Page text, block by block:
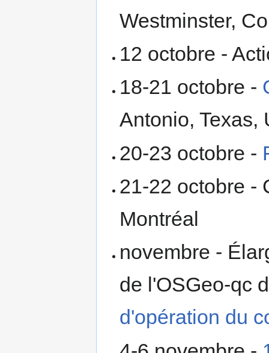
Westminster,
12 octobre -
18-21 octobre -
Antonio, Texas,
20-23 octobre -
21-22 octobre -
Montréal
novembre -
de l'OSGeo-qc
d'opération du